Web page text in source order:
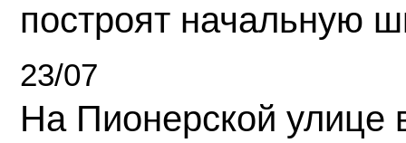
построят начальную
23/07
На Пионерской улице